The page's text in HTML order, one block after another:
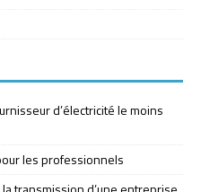
d’électricité le moins
les professionnels